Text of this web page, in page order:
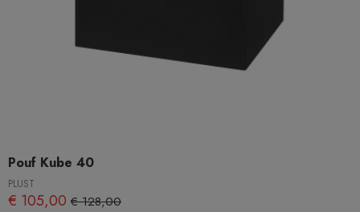
Pouf Kube 40
PLUST
€ 105,00 € 128,00